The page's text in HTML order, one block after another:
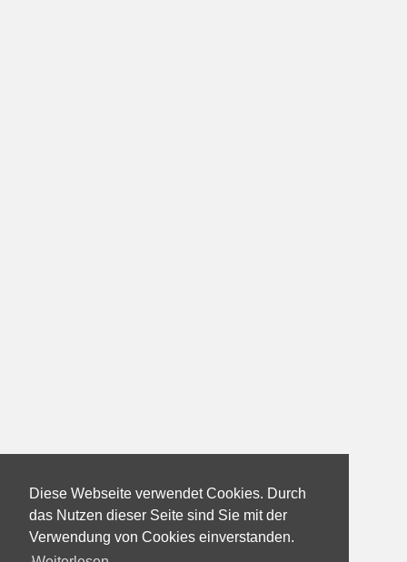
Diese Webseite verwendet Cookies. Durch
das Nutzen dieser Seite sind Sie mit der
Verwendung von Cookies einverstanden.